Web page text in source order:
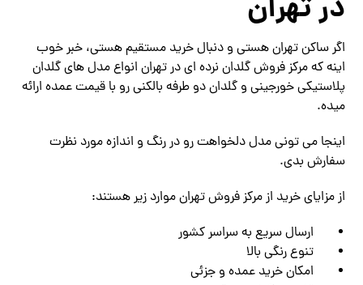
در تهران
اگر ساکن تهران هستی و دنبال خرید مستقیم هستی، خبر خوب
اینه که مرکز فروش گلدان نرده ‌ای در تهران انواع مدل‌ های گلدان
پلاستیکی خورجینی و گلدان دو طرفه بالکنی رو با قیمت عمده ارائه
میده.
اینجا می ‌تونی مدل دلخواهت رو در رنگ و اندازه‌ مورد نظرت
سفارش بدی.
از مزایای خرید از مرکز فروش تهران موارد زیر هستند:
ارسال سریع به سراسر کشور
تنوع رنگی بالا
امکان خرید عمده و جزئی